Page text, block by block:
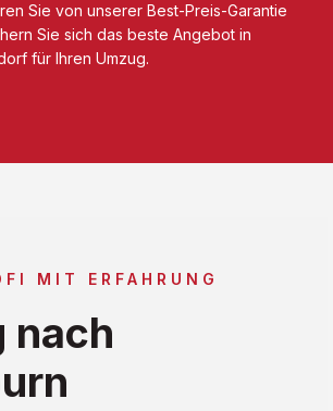
Sie von unserer Best-Preis-Garantie
Sie sich das beste Angebot in
für Ihren Umzug.
MIT ERFAHRUNG
nach